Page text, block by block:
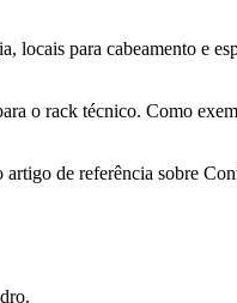
para cabeamento e
o rack técnico. Como
de referência sobre